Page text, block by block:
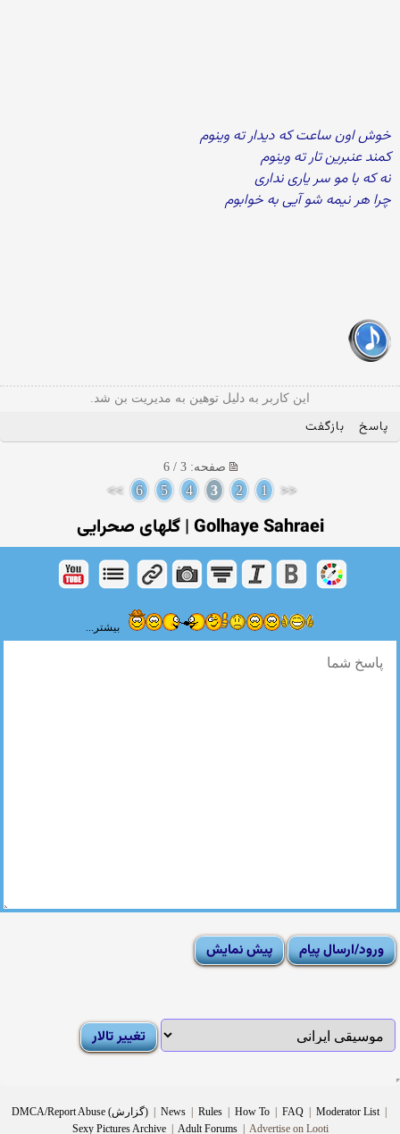
خوش اون ساعت که دیدار ته وینوم
کمند عنبرین تار ته وینوم
نه که با مو سر یاری نداری
چرا هر نیمه شو آیی به خوابوم
این کاربر به دلیل توهین به مدیریت بن شد.
پاسخ بازگفت
صفحه: 3 / 6
<<
1
2
3
4
5
6
>>
Golhaye Sahraei | گلهای صحرایی
بیشتر...
DMCA/Report Abuse (گزارش) News Rules How To FAQ Moderator List
Sexy Pictures Archive
Adult Forums Advertise on Looti